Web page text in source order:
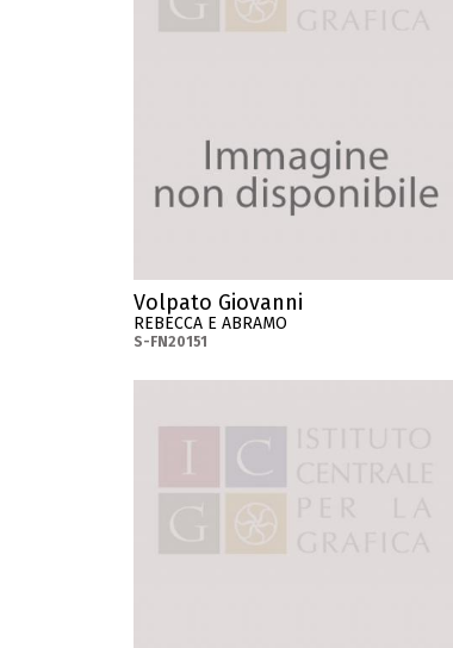
Volpato Giovanni
REBECCA E ABRAMO
S-FN20151